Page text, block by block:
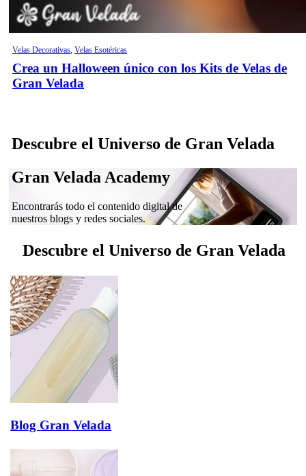
Velas Decorativas Velas Esotéricas
Crea un Halloween único con los Kits de Velas de
Gran Velada
Descubre el Universo de Gran Velada
Gran Velada Academy
Encontrarás todo el contenido digital de
nuestros blogs y redes sociales.
Descubre el Universo de Gran Velada
Blog Gran Velada